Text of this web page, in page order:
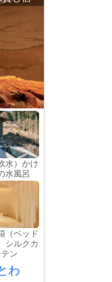
水）かけ
水風呂
（ベッド
シルクカ
ン
わ